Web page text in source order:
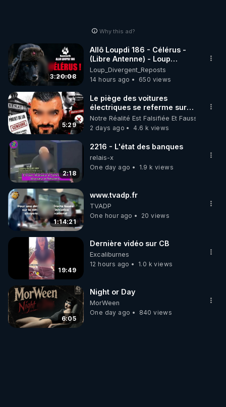
Why this ad?
3:20:08
Allô Loupdi 186 - Célérus -
(Libre Antenne) - Loup
Divergent 2026.08.06
Loup_Divergent_Reposts
14 hours ago
650 views
5:29
Le piège des voitures
électriques se referme sur
les usagers !
Notre Réalité Est Falsifiée Et Fausse
2 days ago
4.6 k views
2:18
2216 - L'état des banques
relais-x
One day ago
1.9 k views
1:14:21
www.tvadp.fr
TVADP
One hour ago
20 views
19:49
Dernière vidéo sur CB
Excaliburnes
12 hours ago
1.0 k views
6:05
Night or Day
MorWeen
One day ago
840 views